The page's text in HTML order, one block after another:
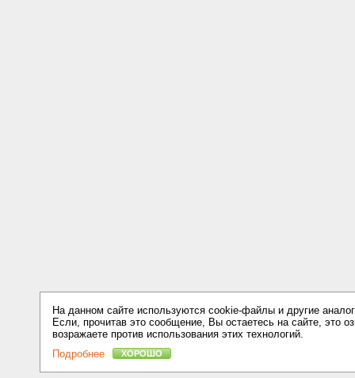
На данном сайте используются cookie-файлы и другие
Если, прочитав это сообщение, Вы остаетесь на сайте, это
возражаете против использования этих технологий.
Подробнее
ХОРОШО